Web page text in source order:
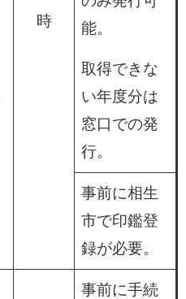
時
能。
取得できな
い年度分は
窓口での発
行。
事前に相生
市で印鑑登
録が必要。
事前に手続